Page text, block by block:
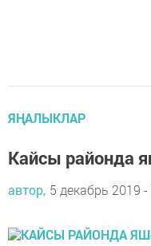
ЯҢАЛЫКЛАР
Кайсы районда
автор, 5 декабрь 2019 -